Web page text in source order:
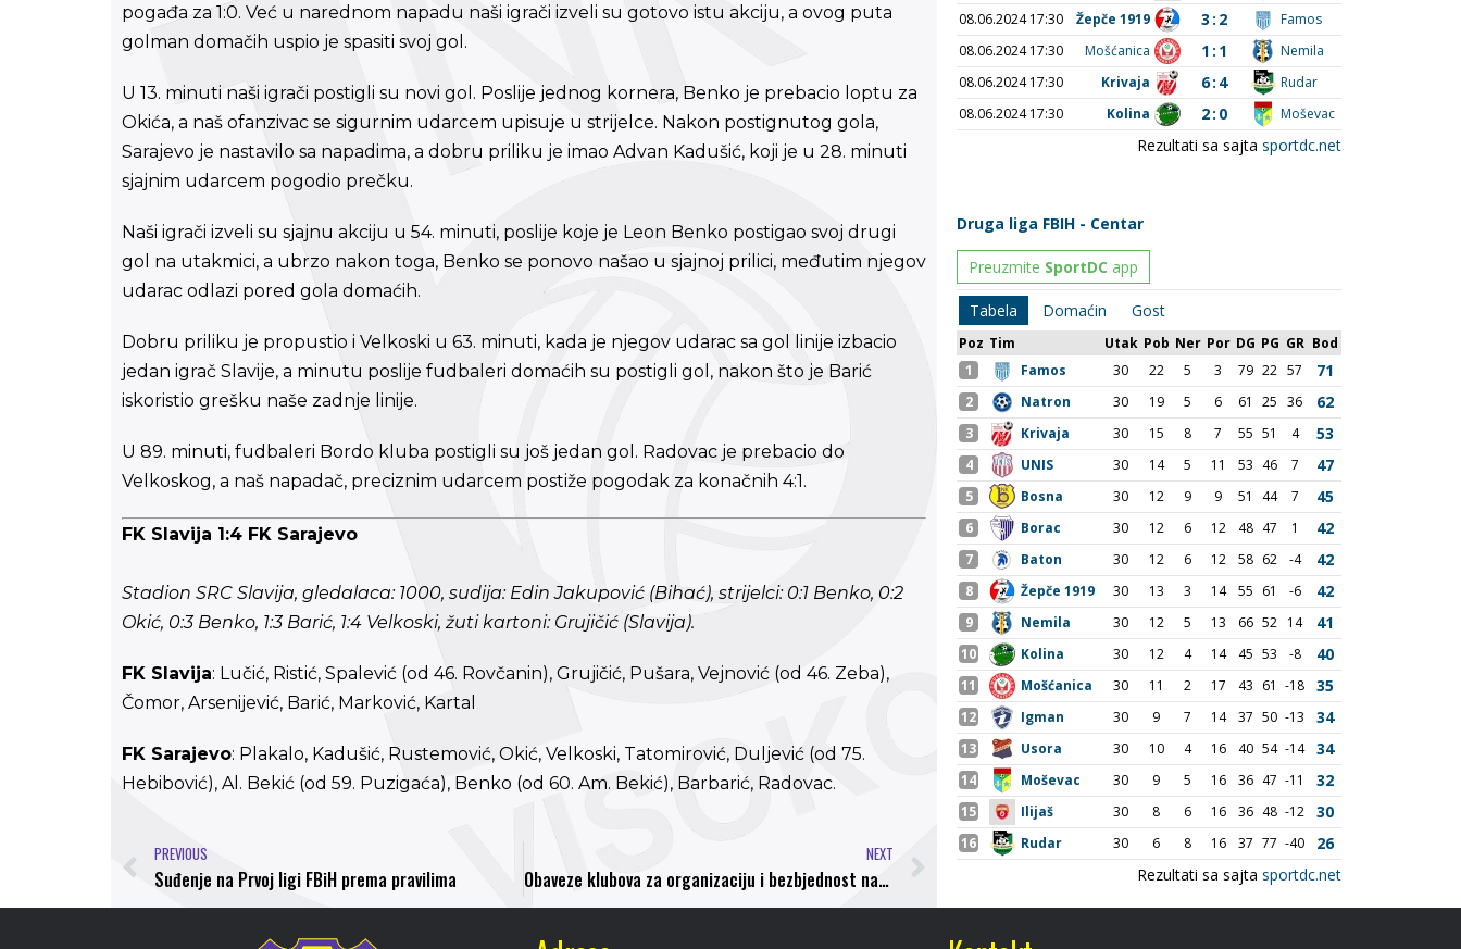
pogađa za 1:0. Već u narednom napadu naši igrači izveli su gotovo istu akciju, a ovog puta
golman domačih uspio je spasiti svoj gol.
U 13. minuti naši igrači postigli su novi gol. Poslije jednog kornera, Benko je prebacio loptu za
Okića, a naš ofanzivac se sigurnim udarcem upisuje u strijelce. Nakon postignutog gola,
Sarajevo je nastavilo sa napadima, a dobru priliku je imao Advan Kadušić, koji je u 28. minuti
sjajnim udarcem pogodio prečku.
Naši igrači izveli su sjajnu akciju u 54. minuti, poslije koje je Leon Benko postigao svoj drugi
gol na utakmici, a ubrzo nakon toga, Benko se ponovo našao u sjajnoj prilici, međutim njegov
udarac odlazi pored gola domaćih.
Dobru priliku je propustio i Velkoski u 63. minuti, kada je njegov udarac sa gol linije izbacio
jedan igrač Slavije, a minutu poslije fudbaleri domaćih su postigli gol, nakon što je Barić
iskoristio grešku naše zadnje linije.
U 89. minuti, fudbaleri Bordo kluba postigli su još jedan gol. Radovac je prebacio do
Velkoskog, a naš napadač, preciznim udarcem postiže pogodak za konačnih 4:1.
FK Slavija 1:4 FK Sarajevo
Stadion SRC Slavija, gledalaca: 1000, sudija: Edin Jakupović (Bihać), strijelci: 0:1 Benko, 0:2
Okić, 0:3 Benko, 1:3 Barić, 1:4 Velkoski, žuti kartoni: Grujičić (Slavija).
FK Slavija: Lučić, Ristić, Spalević (od 46. Rovčanin), Grujičić, Pušara, Vejnović (od 46. Zeba),
Čomor, Arsenijević, Barić, Marković, Kartal
FK Sarajevo: Plakalo, Kadušić, Rustemović, Okić, Velkoski, Tatomirović, Duljević (od 75.
Hebibović), Al. Bekić (od 59. Puzigaća), Benko (od 60. Am. Bekić), Barbarić, Radovac.
PREVIOUS
Suđenje na Prvoj ligi FBiH prema pravilima
NEXT
Obaveze klubova za organizaciju i bezbjednost na utakmicama